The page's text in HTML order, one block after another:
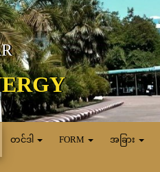
တင်ဒါ FORM အခြား